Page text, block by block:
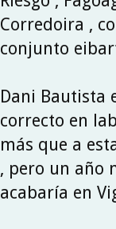
Corredoira ,
conjunto
Dani Bautista
correcto en
más que a
, pero un año
acabaría en